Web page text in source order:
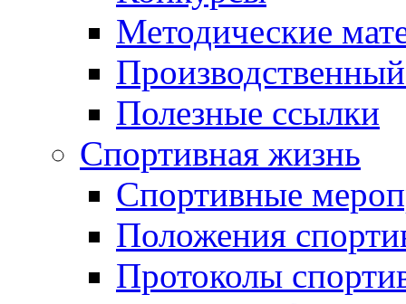
Методические
Полезные ссылки
Спортивная жизнь
Спортивные
Положения
Протоколы